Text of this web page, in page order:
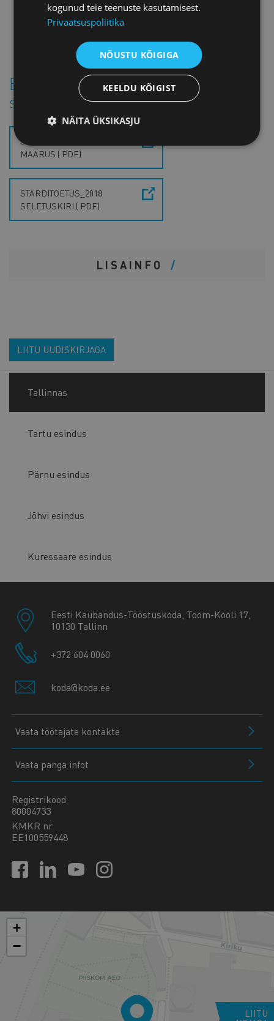
Eelnõuga saab lähemalt tutvuda
siin:
STARDITOETUS_2018
MAARUS (.PDF)
STARDITOETUS_2018
SELETUSKIRI (.PDF)
LISAINFO
LIITU UUDISKIRJAGA
Tallinnas
Tartu esindus
Pärnu esindus
Jõhvi esindus
Kuressaare esindus
Eesti Kaubandus-Tööstuskoda, Toom-Kooli 17,
10130 Tallinn
+372 604 0060
koda@koda.ee
Vaata töötajate kontakte
Vaata panga infot
Registrikood
80004733
KMKR nr
EE100559448
+
−
LIITU
kogunud teie teenuste kasutamisest.
Privaatsuspoliitika
NÕUSTU KÕIGIGA
KEELDU KÕIGIST
NÄITA ÜKSIKASJU